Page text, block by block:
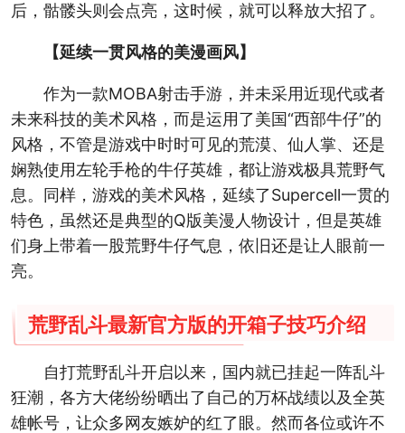
后，骷髅头则会点亮，这时候，就可以释放大招了。
【延续一贯风格的美漫画风】
作为一款MOBA射击手游，并未采用近现代或者
未来科技的美术风格，而是运用了美国“西部牛仔”的
风格，不管是游戏中时时可见的荒漠、仙人掌、还是
娴熟使用左轮手枪的牛仔英雄，都让游戏极具荒野气
息。同样，游戏的美术风格，延续了Supercell一贯的
特色，虽然还是典型的Q版美漫人物设计，但是英雄
们身上带着一股荒野牛仔气息，依旧还是让人眼前一
亮。
荒野乱斗最新官方版的开箱子技巧介绍
自打荒野乱斗开启以来，国内就已挂起一阵乱斗
狂潮，各方大佬纷纷晒出了自己的万杯战绩以及全英
雄帐号，让众多网友嫉妒的红了眼。然而各位或许不